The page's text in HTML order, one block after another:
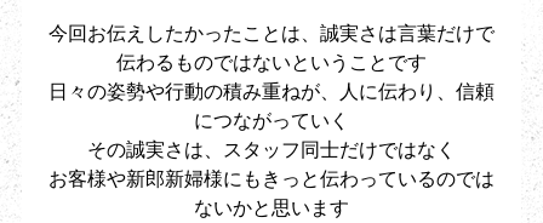
今回お伝えしたかったことは、誠実さは言葉だけで
伝わるものではないということです
日々の姿勢や行動の積み重ねが、人に伝わり、信頼
につながっていく
その誠実さは、スタッフ同士だけではなく
お客様や新郎新婦様にもきっと伝わっているのでは
ないかと思います